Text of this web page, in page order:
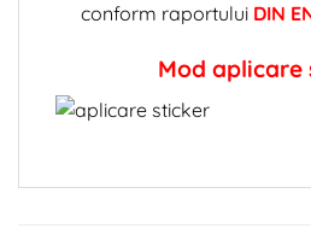
conform raportului DIN
Mod aplicare